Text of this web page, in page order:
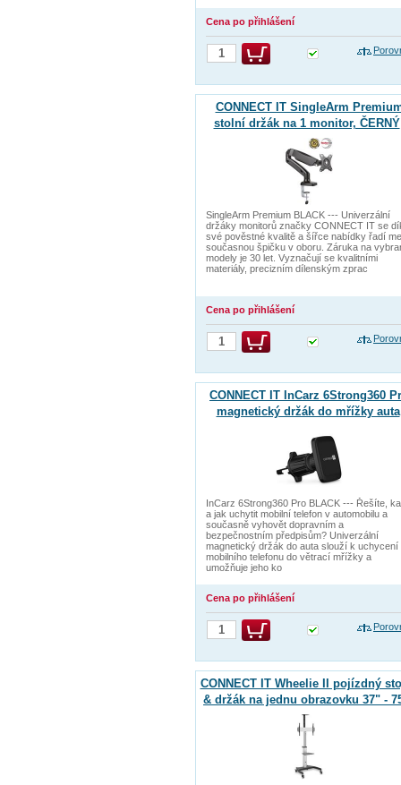
Cena po přihlášení
CONNECT IT SingleArm
stolní držák na 1 monitor, ČERNÝ
SingleArm Premium BLACK --- Univerzální
držáky monitorů značky CONNECT IT se
své pověstné kvalitě a šířce nabídky řadí
současnou špičku v oboru. Záruka na
modely je 30 let. Vyznačují se kvalitními
materiály, precizním dílenským zprac
Cena po přihlášení
CONNECT IT InCarz 6Strong360
magnetický držák do mřížky auta
InCarz 6Strong360 Pro BLACK --- Řešíte,
a jak uchytit mobilní telefon v automobilu a
současně vyhovět dopravním a
bezpečnostním předpisům? Univerzální
magnetický držák do auta slouží k uchycení
mobilního telefonu do větrací mřížky a
umožňuje jeho ko
Cena po přihlášení
CONNECT IT Wheelie II pojízdný
& držák na jednu obrazovku 37" -
STŘÍBRNÝ